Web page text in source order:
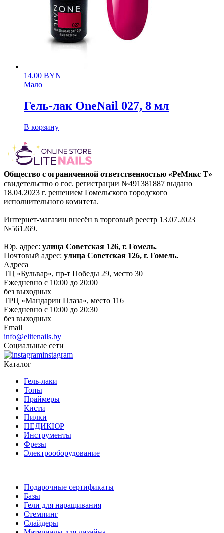
14.00 BYN
Мало
Гель-лак OneNail 027, 8 мл
В корзину
Общество с ограниченной ответственностью «РеМикс Т»
свидетельство о гос. регистрации №491381887 выдано
18.04.2023 г. решением Гомельского городского
исполнительного комитета.
Интернет-магазин внесён в торговый реестр 13.07.2023
№561269.
Юр. адрес: улица Советская 126, г. Гомель.
Почтовый адрес: улица Советская 126, г. Гомель.
Адреса
ТЦ «Бульвар», пр-т Победы 29, место 30
Ежедневно с 10:00 до 20:00
без выходных
ТРЦ «Мандарин Плаза», место 116
Ежедневно с 10:00 до 20:30
без выходных
Email
info@elitenails.by
Социальные сети
instagram
Каталог
Гель-лаки
Топы
Праймеры
Кисти
Пилки
ПЕДИКЮР
Инструменты
Фрезы
Электрооборудование
Подарочные сертификаты
Базы
Гели для наращивания
Стемпинг
Слайдеры